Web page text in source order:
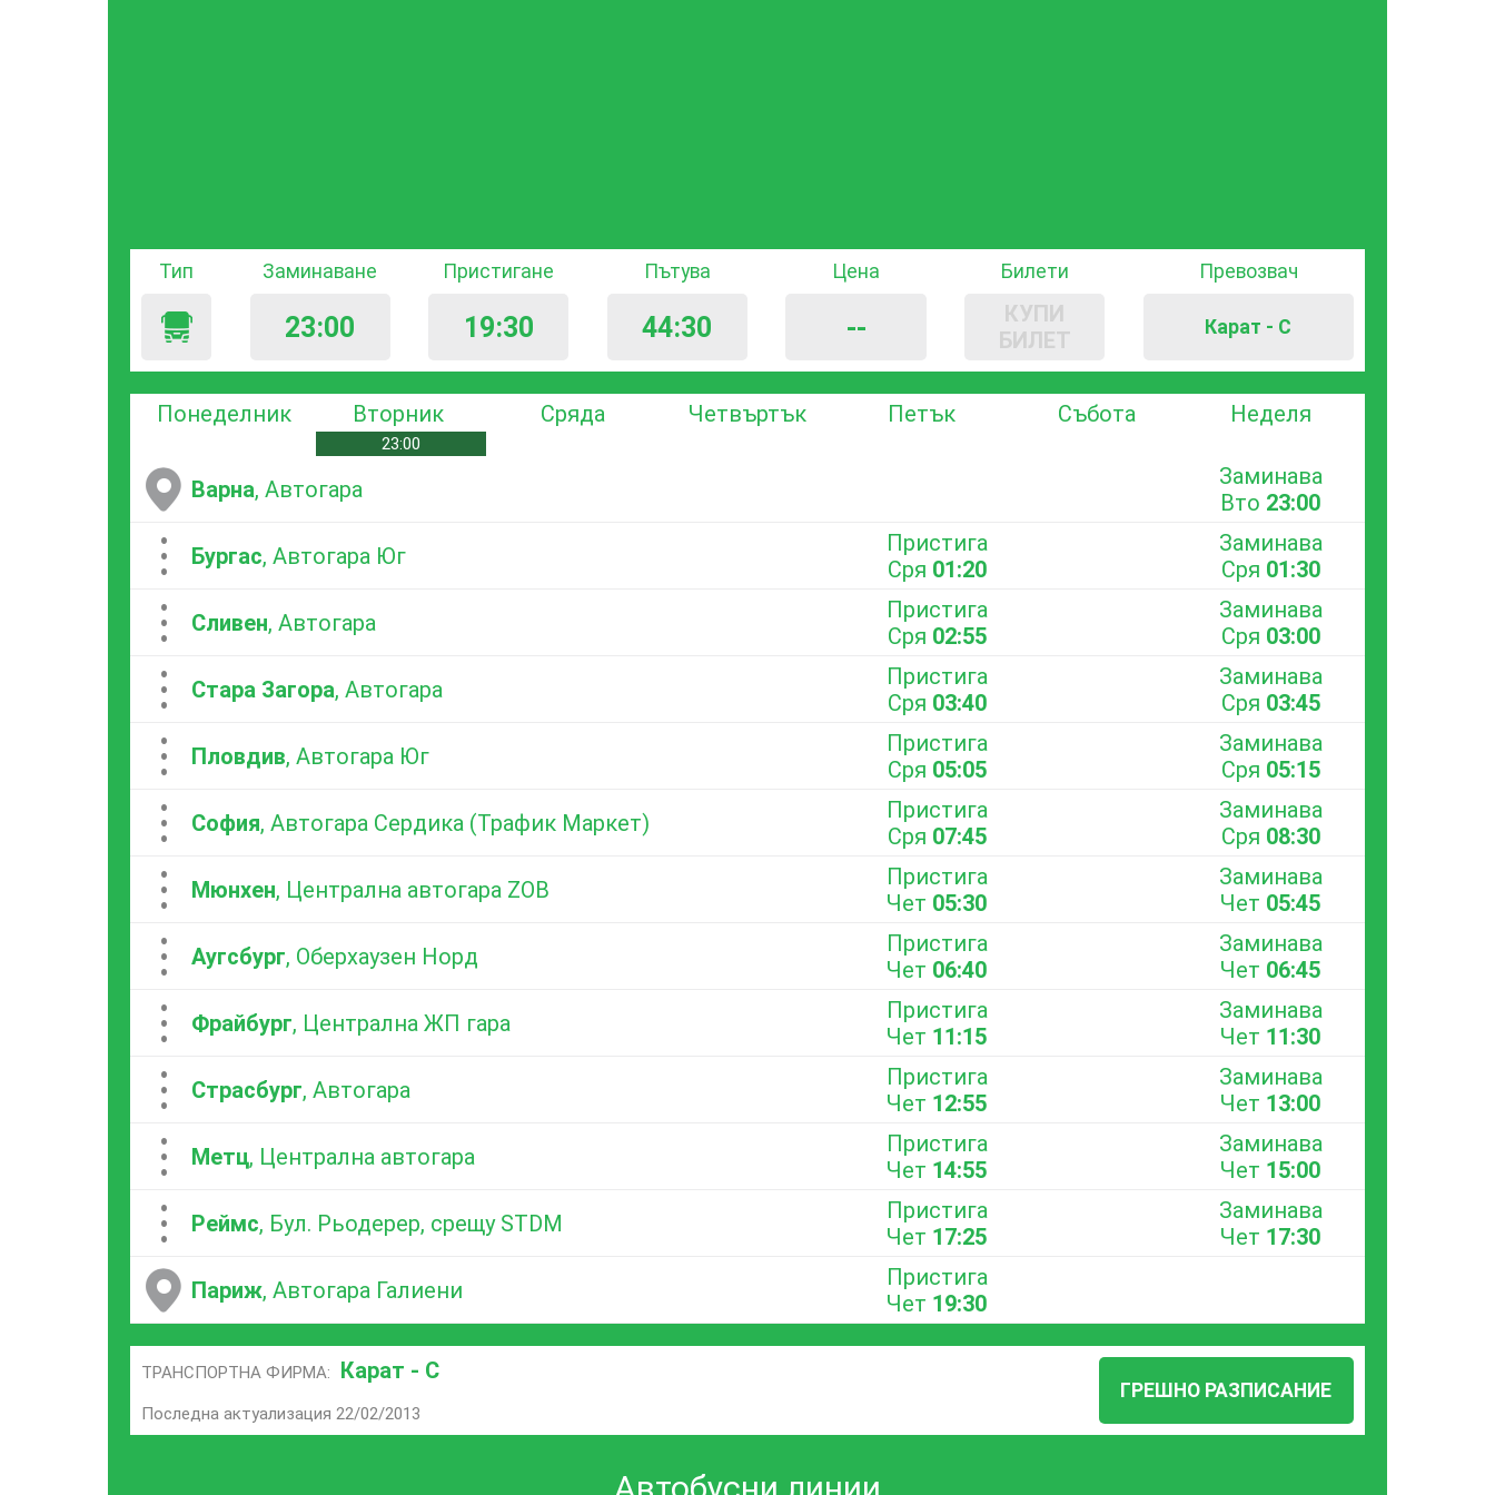
Тип Заминаване
23:00
Пристигане
19:30
Пътува
44:30
Цена
--
Билети
КУПИ
БИЛЕТ
Превозвач
Карат - С
Понеделник Вторник
23:00
Сряда Четвъртък Петък Събота Неделя
Варна, Автогара
Заминава
Вто 23:00
...Бургас, Автогара Юг
Пристига
Сря 01:20
Заминава
Сря 01:30
...Сливен, Автогара
Пристига
Сря 02:55
Заминава
Сря 03:00
...Стара Загора, Автогара
Пристига
Сря 03:40
Заминава
Сря 03:45
...Пловдив, Автогара Юг
Пристига
Сря 05:05
Заминава
Сря 05:15
...София, Автогара Сердика (Трафик Маркет)
Пристига
Сря 07:45
Заминава
Сря 08:30
...Мюнхен, Централна автогара ZOB
Пристига
Чет 05:30
Заминава
Чет 05:45
...Аугсбург, Оберхаузен Норд
Пристига
Чет 06:40
Заминава
Чет 06:45
...Фрайбург, Централна ЖП гара
Пристига
Чет 11:15
Заминава
Чет 11:30
...Страсбург, Автогара
Пристига
Чет 12:55
Заминава
Чет 13:00
...Метц, Централна автогара
Пристига
Чет 14:55
Заминава
Чет 15:00
...Реймс, Бул. Рьодерер, срещу STDM
Пристига
Чет 17:25
Заминава
Чет 17:30
Париж, Автогара Галиени
Пристига
Чет 19:30
ТРАНСПОРТНА ФИРМА: Карат - С
Последна актуализация 22/02/2013
ГРЕШНО РАЗПИСАНИЕ